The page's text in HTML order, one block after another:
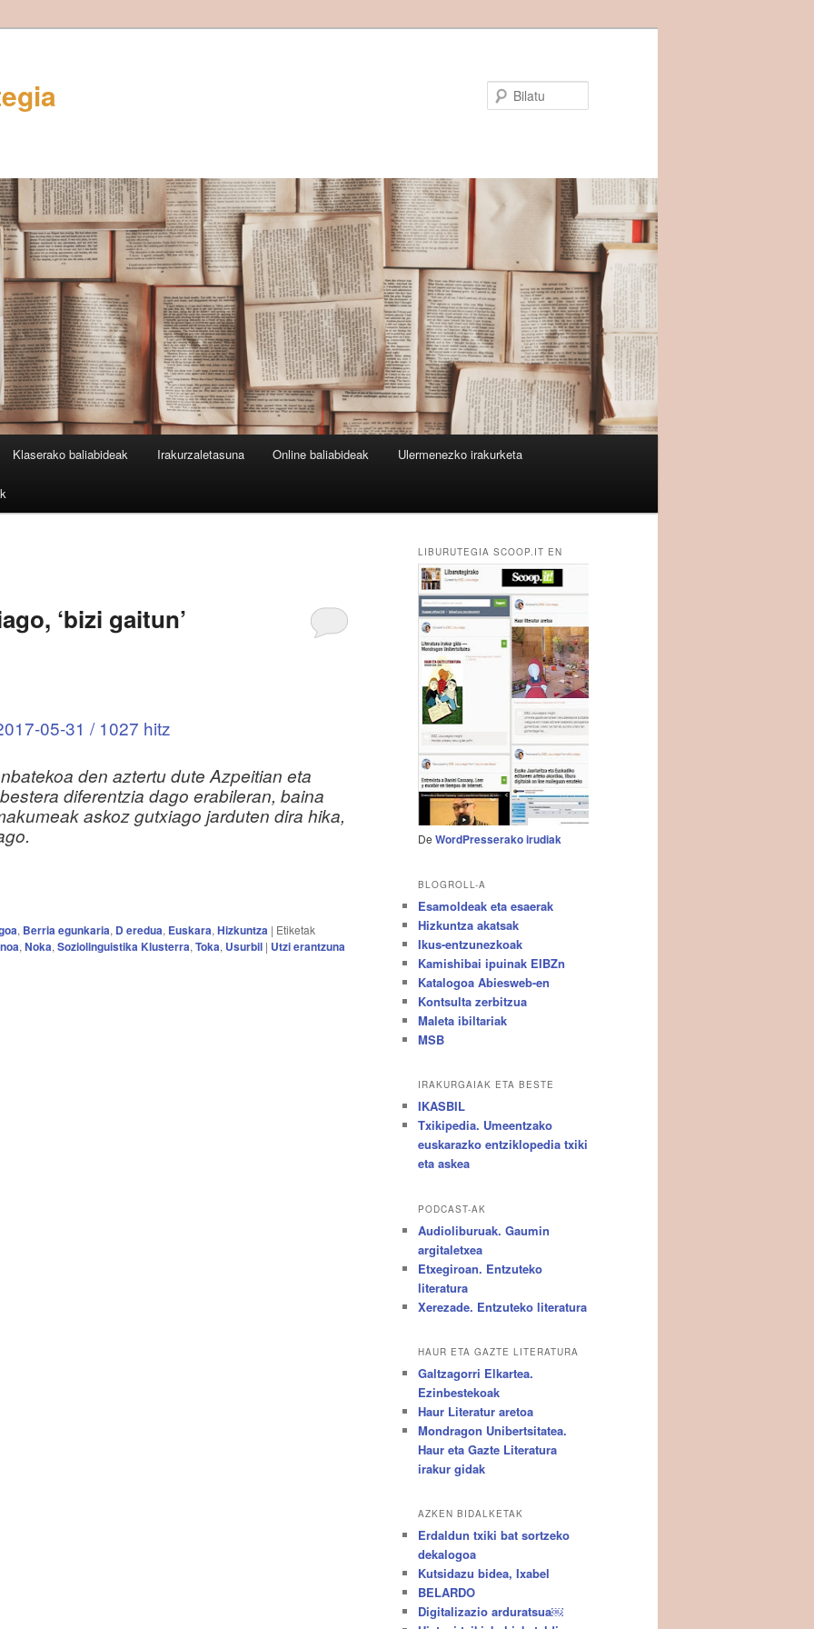
Klaserako baliabideak Irakurzaletasuna Online baliabideak Ulermenezko irakurketa
‘bizi gaitun’
05-31 / 1027 hitz
den aztertu dute Azpeitian eta
diferentzia dago erabileran, baina
askoz gutxiago jarduten dira hika,
, Berria egunkaria, D eredua, Euskara, Hizkuntza | Etiketak
, Noka, Soziolinguistika Klusterra, Toka, Usurbil | Utzi erantzuna
LIBURUTEGIA SCOOP.IT EN
De WordPresserako irudiak
BLOGROLL-A
Esamoldeak eta esaerak
Hizkuntza akatsak
Ikus-entzunezkoak
Kamishibai ipuinak EIBZn
Katalogoa Abiesweb-en
Kontsulta zerbitzua
Maleta ibiltariak
MSB
IRAKURGAIAK ETA BESTE
IKASBIL
Txikipedia. Umeentzako
euskarazko entziklopedia txiki
eta askea
PODCAST-AK
Audioliburuak. Gaumin
argitaletxea
Etxegiroan. Entzuteko
literatura
Xerezade. Entzuteko literatura
HAUR ETA GAZTE LITERATURA
Galtzagorri Elkartea.
Ezinbestekoak
Haur Literatur aretoa
Mondragon Unibertsitatea.
Haur eta Gazte Literatura
irakur gidak
AZKEN BIDALKETAK
Erdaldun txiki bat sortzeko
dekalogoa
Kutsidazu bidea, Ixabel
BELARDO
Digitalizazio arduratsua￼